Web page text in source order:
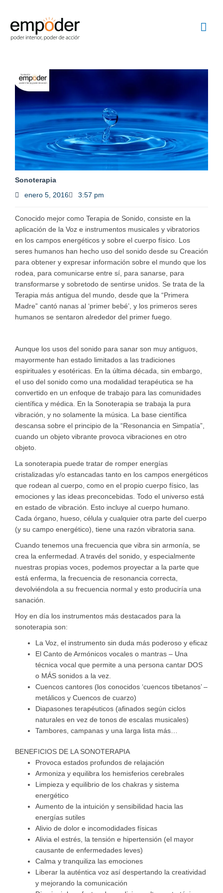
contenido
Sonoterapia
enero 5, 2016
3:57 pm
Conocido mejor como Terapia de Sonido, consiste en la
aplicación de la Voz e instrumentos musicales y vibratorios
en los campos energéticos y sobre el cuerpo físico. Los
seres humanos han hecho uso del sonido desde su Creación
para obtener y expresar información sobre el mundo que los
rodea, para comunicarse entre sí, para sanarse, para
transformarse y sobretodo de sentirse unidos. Se trata de la
Terapia más antigua del mundo, desde que la “Primera
Madre” cantó nanas al ‘primer bebé’, y los primeros seres
humanos se sentaron alrededor del primer fuego.
Aunque los usos del sonido para sanar son muy antiguos,
mayormente han estado limitados a las tradiciones
espirituales y esotéricas. En la última década, sin embargo,
el uso del sonido como una modalidad terapéutica se ha
convertido en un enfoque de trabajo para las comunidades
científica y médica. En la Sonoterapia se trabaja la pura
vibración, y no solamente la música. La base científica
descansa sobre el principio de la “Resonancia en Simpatía”,
cuando un objeto vibrante provoca vibraciones en otro
objeto.
La sonoterapia puede tratar de romper energías
cristalizadas y/o estancadas tanto en los campos energéticos
que rodean al cuerpo, como en el propio cuerpo físico, las
emociones y las ideas preconcebidas. Todo el universo está
en estado de vibración. Esto incluye al cuerpo humano.
Cada órgano, hueso, célula y cualquier otra parte del cuerpo
(y su campo energético), tiene una razón vibratoria sana.
Cuando tenemos una frecuencia que vibra sin armonía, se
crea la enfermedad. A través del sonido, y especialmente
nuestras propias voces, podemos proyectar a la parte que
está enferma, la frecuencia de resonancia correcta,
devolviéndola a su frecuencia normal y esto produciría una
sanación.
Hoy en día los instrumentos más destacados para la
sonoterapia son:
La Voz, el instrumento sin duda más poderoso y eficaz
El Canto de Armónicos vocales o mantras – Una
técnica vocal que permite a una persona cantar DOS
o MÁS sonidos a la vez.
Cuencos cantores (los conocidos ‘cuencos tibetanos’ –
metálicos y Cuencos de cuarzo)
Diapasones terapéuticos (afinados según ciclos
naturales en vez de tonos de escalas musicales)
Tambores, campanas y una larga lista más…
BENEFICIOS DE LA SONOTERAPIA
Provoca estados profundos de relajación
Armoniza y equilibra los hemisferios cerebrales
Limpieza y equilibrio de los chakras y sistema
energético
Aumento de la intuición y sensibilidad hacia las
energías sutiles
Alivio de dolor e incomodidades físicas
Alivia el estrés, la tensión e hipertensión (el mayor
causante de enfermedades leves)
Calma y tranquiliza las emociones
Liberar la auténtica voz así despertando la creatividad
y mejorando la comunicación